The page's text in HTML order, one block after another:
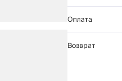
Оплата
Возврат